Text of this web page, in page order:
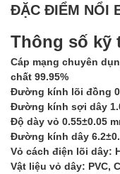
ĐẶC ĐIỂM NỔI
Thông số kỹ
Cáp mạng chuyên
chất 99.95%
Đường kính lõi đồng
Đường kính sợi dây
Độ dày vỏ 0.55±0.05
Đường kính dây
Vỏ cách điện lõi dây:
Vật liệu vỏ dây: PVC,